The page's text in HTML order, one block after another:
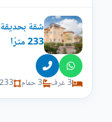
شقة
233 مترًا
3 غرف 3 حمام 233 m²